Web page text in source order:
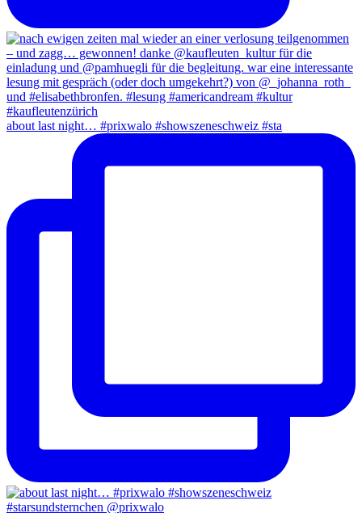
about last night… #prixwalo #showszeneschweiz #sta